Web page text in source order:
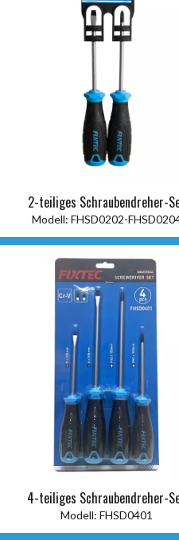
2-teiliges Schraubendreher-
Modell: FHSD0202-
4-teiliges Schraubendreher-
Modell: FHSD0401